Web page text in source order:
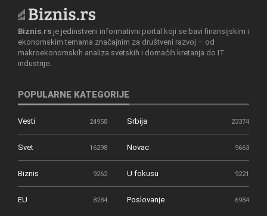
Biznis.rs je jedinstveni informativni portal koji se bavi finansijskim i
ekonomskim temama značajnim za društveni razvoj – od
makroekonomskih analiza svetskih i domaćih kretanja do IT
industrije.
POPULARNE KATEGORIJE
Vesti 24958 Srbija 23374
Svet 16298 Novac 9663
Biznis 9262 U fokusu 9221
EU 8284 Poslovanje 6984